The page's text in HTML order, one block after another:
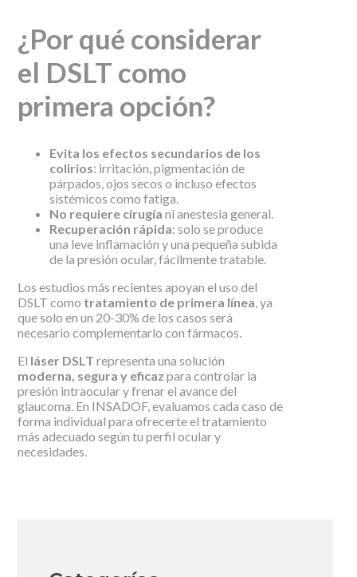
¿Por qué considerar
el DSLT como
primera opción?
Evita los efectos secundarios de los
colirios: irritación, pigmentación de
párpados, ojos secos o incluso efectos
sistémicos como fatiga.
No requiere cirugía ni anestesia general.
Recuperación rápida: solo se produce
una leve inflamación y una pequeña subida
de la presión ocular, fácilmente tratable.
Los estudios más recientes apoyan el uso del
DSLT como tratamiento de primera línea, ya
que solo en un 20-30% de los casos será
necesario complementarlo con fármacos.
El láser DSLT representa una solución
moderna, segura y eficaz para controlar la
presión intraocular y frenar el avance del
glaucoma. En INSADOF, evaluamos cada caso de
forma individual para ofrecerte el tratamiento
más adecuado según tu perfil ocular y
necesidades.